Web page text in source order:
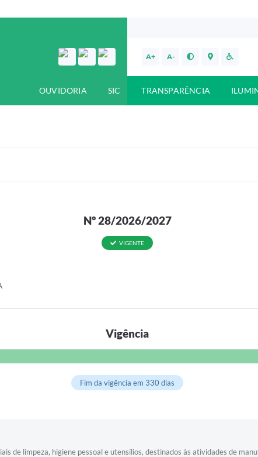
A+ A-
OUVIDORIA SIC TRANSPARÊNCIA
Nº 28/2026/2027
VIGENTE
Vigência
Fim da vigência em 330 dias
de limpeza, higiene pessoal e utensílios, destinados às atividades de